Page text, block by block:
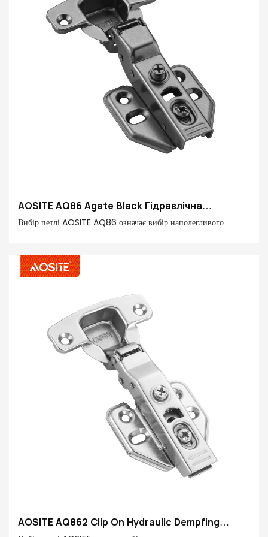
AOSITE AQ86 Agate Black Гідравлічна
демпферна петля
Вибір петлі AOSITE AQ86 означає вибір наполегливого
інноваційний дизайн, тиша та комфорт могли ідеально
поєднуватися у вашому домі, відкриваючи новий рух
AOSITE AQ862 Clip On Hydraulic Dempfing